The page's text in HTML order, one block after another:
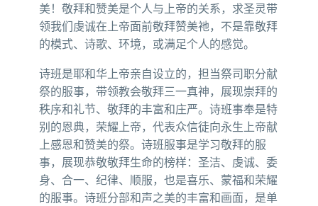
美！敬拜和赞美是个人与上帝的关系，求圣灵带
领我们虔诚在上帝面前敬拜赞美祂，不是靠敬拜
的模式、诗歌、环境，或满足个人的感觉。
诗班是耶和华上帝亲自设立的，担当祭司职分献
祭的服事，带领教会敬拜三一真神，展现崇拜的
秩序和礼节、敬拜的丰富和庄严。诗班事奉是特
别的恩典，荣耀上帝，代表众信徒向永生上帝献
上感恩和赞美的祭。诗班服事是学习敬拜的服
事，展现恭敬敬拜生命的榜样：圣洁、虔诚、委
身、合一、纪律、顺服，也是喜乐、蒙福和荣耀
的服事。诗班分部和声之美的丰富和画面，是单